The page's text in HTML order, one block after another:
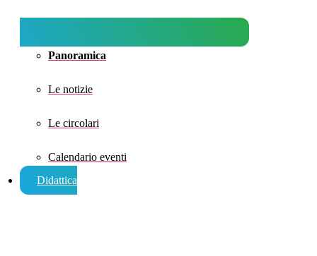
Panoramica
Le notizie
Le circolari
Calendario eventi
Didattica